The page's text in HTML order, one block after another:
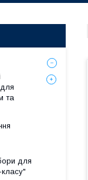
та
для